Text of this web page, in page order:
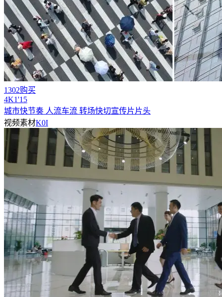
1302购买
4K1'15
城市快节奏 人流车流 转场快切宣传片片头
视频素材K0I